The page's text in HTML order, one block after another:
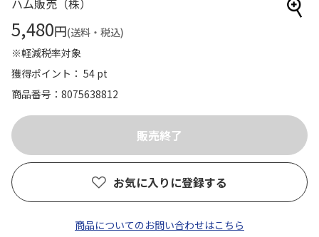
ハム販売（株）
5,480円(送料・税込)
※軽減税率対象
獲得ポイント： 54 pt
商品番号
8075638812
お気に入りに登録する
商品についてのお問い合わせはこちら